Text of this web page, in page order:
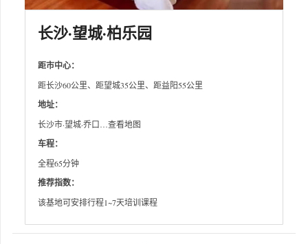
长沙·望城·柏乐园
距市中心：
距长沙60公里、距望城35公里、距益阳55公里
地址：
长沙市·望城·乔口…查看地图
车程：
全程65分钟
推荐指数：
该基地可安排行程1~7天培训课程